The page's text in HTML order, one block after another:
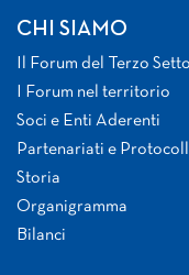
CHI SIAMO
Il Forum del Terzo
I Forum nel territorio
Soci e Enti Aderenti
Partenariati e
Storia
Organigramma
Bilanci